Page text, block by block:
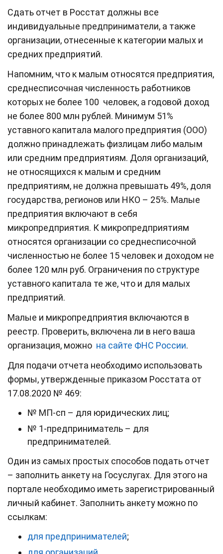
Сдать отчет в Росстат должны все
индивидуальные предприниматели, а также
организации, отнесенные к категории малых и
средних предприятий.
Напомним, что к малым относятся предприятия,
среднесписочная численность работников
которых не более 100 человек, а годовой доход
не более 800 млн рублей. Минимум 51%
уставного капитала малого предприятия (ООО)
должно принадлежать физлицам либо малым
или средним предприятиям. Доля организаций,
не относящихся к малым и средним
предприятиям, не должна превышать 49%, доля
государства, регионов или НКО – 25%. Малые
предприятия включают в себя
микропредприятия. К микропредприятиям
относятся организации со среднесписочной
численностью не более 15 человек и доходом не
более 120 млн руб. Ограничения по структуре
уставного капитала те же, что и для малых
предприятий.
Малые и микропредприятия включаются в
реестр. Проверить, включена ли в него ваша
организация, можно на сайте ФНС России.
Для подачи отчета необходимо использовать
формы, утвержденные приказом Росстата от
17.08.2020 № 469:
№ МП-сп – для юридических лиц;
№ 1-предприниматель – для
предпринимателей.
Один из самых простых способов подать отчет
– заполнить анкету на Госуслугах. Для этого на
портале необходимо иметь зарегистрированный
личный кабинет. Заполнить анкету можно по
ссылкам:
для предпринимателей;